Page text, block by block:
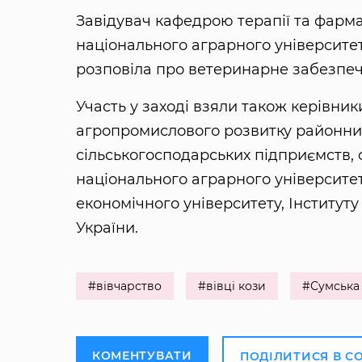
Завідувач кафедрою терапії та
національного аграрного
розповіла про ветеринарне
Участь у заході взяли також
агропромислового розвитку
сільськогосподарських
національного аграрного
економічного університету,
України.
#вівчарство #вівці кози #Сумська
КОМЕНТУВАТИ ПОДІЛИТИСЯ В